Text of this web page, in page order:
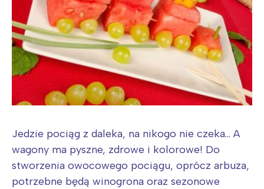
Jedzie pociąg z daleka, na nikogo nie czeka... A
wagony ma pyszne, zdrowe i kolorowe! Do
stworzenia owocowego pociągu, oprócz arbuza,
potrzebne będą winogrona oraz sezonowe